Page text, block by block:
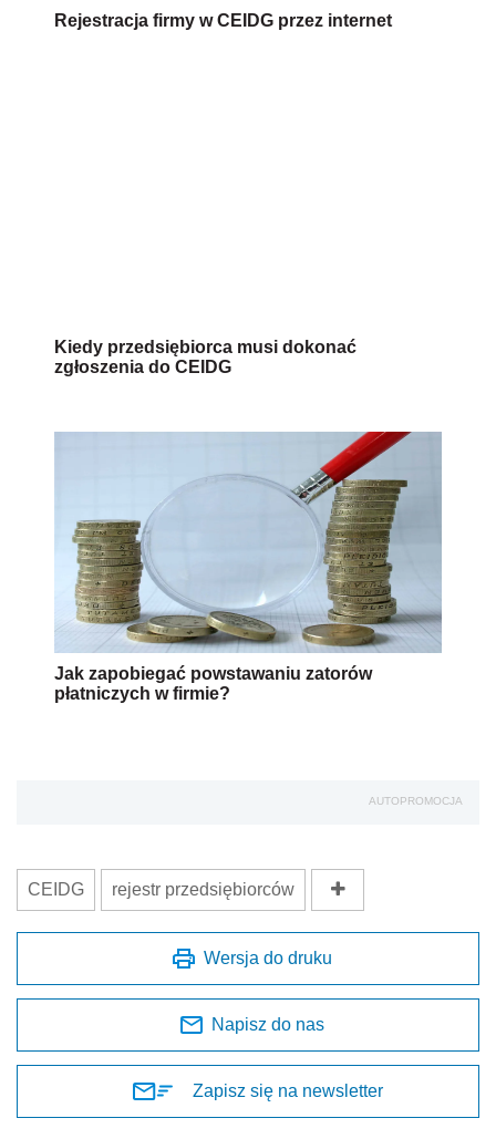
Rejestracja firmy w CEIDG przez internet
Kiedy przedsiębiorca musi dokonać
zgłoszenia do CEIDG
Jak zapobiegać powstawaniu zatorów
płatniczych w firmie?
AUTOPROMOCJA
CEIDG rejestr przedsiębiorców
Wersja do druku
Napisz do nas
Zapisz się na newsletter